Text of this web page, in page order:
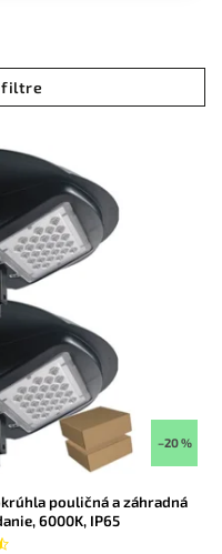
–20 %
pouličná a záhradná
6000K, IP65